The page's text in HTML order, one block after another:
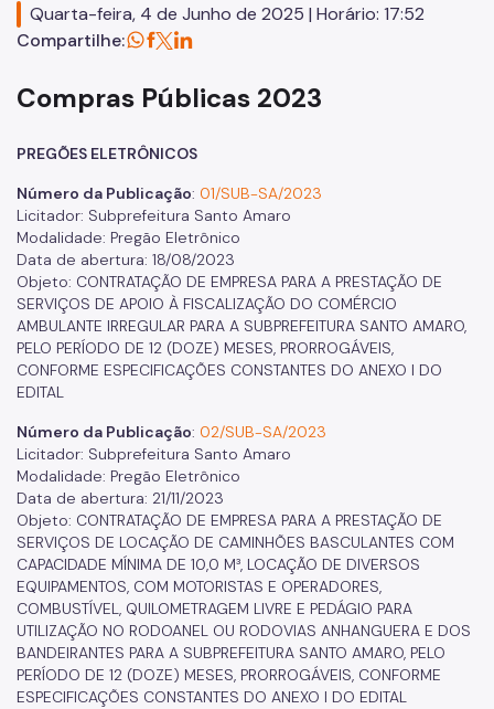
Zeladoria Urbana
Programa de Metas
Quarta-feira, 4 de Junho de 2025 | Horário: 17:52
Compartilhe:
Compras Públicas 2023
PREGÕES ELETRÔNICOS
Número da Publicação: 01/SUB-SA/2023
Licitador: Subprefeitura Santo Amaro
Modalidade: Pregão Eletrônico
Data de abertura: 18/08/2023
Objeto: CONTRATAÇÃO DE EMPRESA PARA A PRESTAÇÃO DE
SERVIÇOS DE APOIO À FISCALIZAÇÃO DO COMÉRCIO
AMBULANTE IRREGULAR PARA A SUBPREFEITURA SANTO AMARO,
PELO PERÍODO DE 12 (DOZE) MESES, PRORROGÁVEIS,
CONFORME ESPECIFICAÇÕES CONSTANTES DO ANEXO I DO
EDITAL
Número da Publicação: 02/SUB-SA/2023
Licitador: Subprefeitura Santo Amaro
Modalidade: Pregão Eletrônico
Data de abertura: 21/11/2023
Objeto: CONTRATAÇÃO DE EMPRESA PARA A PRESTAÇÃO DE
SERVIÇOS DE LOCAÇÃO DE CAMINHÕES BASCULANTES COM
CAPACIDADE MÍNIMA DE 10,0 M³, LOCAÇÃO DE DIVERSOS
EQUIPAMENTOS, COM MOTORISTAS E OPERADORES,
COMBUSTÍVEL, QUILOMETRAGEM LIVRE E PEDÁGIO PARA
UTILIZAÇÃO NO RODOANEL OU RODOVIAS ANHANGUERA E DOS
BANDEIRANTES PARA A SUBPREFEITURA SANTO AMARO, PELO
PERÍODO DE 12 (DOZE) MESES, PRORROGÁVEIS, CONFORME
ESPECIFICAÇÕES CONSTANTES DO ANEXO I DO EDITAL